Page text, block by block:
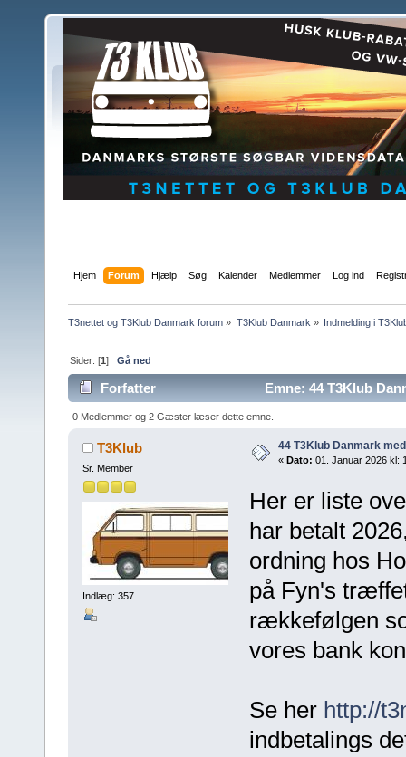
Hjem Forum Hjælp Søg Kalender Medlemmer Log ind
T3nettet og T3Klub Danmark forum » T3Klub Danmark » Indmelding i
Sider: [1]Gå ned
Forfatter Emne: 44 T3Klub
0 Medlemmer og 2 Gæster læser dette emne.
T3Klub
Sr. Member
Indlæg: 357
44 T3Klub Danmark
« Dato: 01. Januar 2026 kl:
Her er liste
har betalt
ordning hos
på Fyn's
rækkefølgen
vores bank
Se her http://
indbetalings